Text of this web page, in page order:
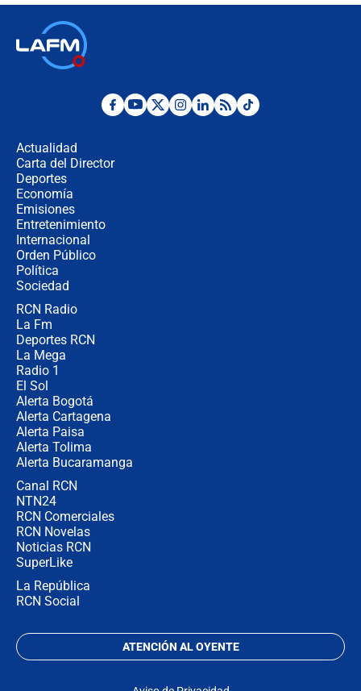
Desde dermatitis hasta infecciones:
Actualidad
Carta del Director
Deportes
Economía
Emisiones
Entretenimiento
Internacional
Orden Público
Política
Sociedad
RCN Radio
La Fm
Deportes RCN
La Mega
Radio 1
El Sol
Alerta Bogotá
Alerta Cartagena
Alerta Paisa
Alerta Tolima
Alerta Bucaramanga
Canal RCN
NTN24
RCN Comerciales
RCN Novelas
Noticias RCN
SuperLike
La República
RCN Social
ATENCIÓN AL OYENTE